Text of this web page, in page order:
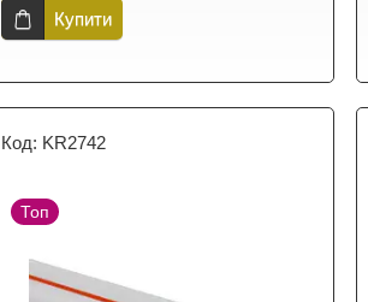
Купити
KR2742
Топ